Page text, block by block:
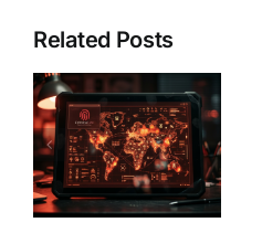
Related Postsnecesitas
sobre
cómo
cancelar
los
antecedentes